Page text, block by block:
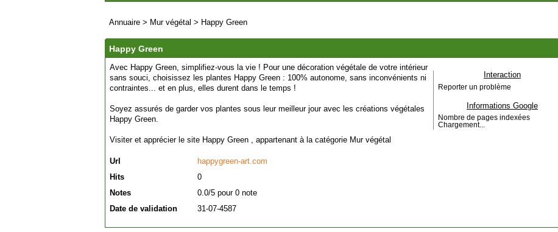
Annuaire > Mur végétal > Happy Green
Happy Green
Avec Happy Green, simplifiez-vous la vie ! Pour une décoration végétale de votre intérieur
sans souci, choisissez les plantes Happy Green : 100% autonome, sans inconvénients ni
contraintes... et en plus, elles durent dans le temps !
Soyez assurés de garder vos plantes sous leur meilleur jour avec les créations végétales
Happy Green.
Visiter et apprécier le site Happy Green , appartenant à la catégorie Mur végétal
Url
happygreen-art.com
Hits
0
Notes
0.0/5 pour 0 note
Date de validation
31-07-4587
Interaction
Reporter un problème
Informations Google
Nombre de pages indexées
Chargement...